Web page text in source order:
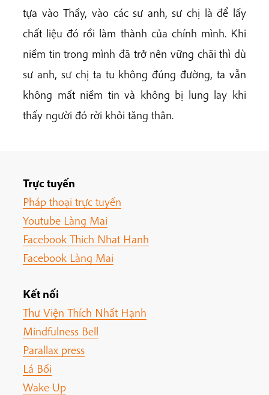
tựa vào Thầy, vào các sư anh, sư chị là để lấy
chất liệu đó rồi làm thành của chính mình. Khi
niềm tin trong mình đã trở nên vững chãi thì dù
sư anh, sư chị ta tu không đúng đường, ta vẫn
không mất niềm tin và không bị lung lay khi
thấy người đó rời khỏi tăng thân.
Trực tuyến
Pháp thoại trực tuyến
Youtube Làng Mai
Facebook Thich Nhat Hanh
Facebook Làng Mai
Kết nối
Thư Viện Thích Nhất Hạnh
Mindfulness Bell
Parallax press
Lá Bối
Wake Up